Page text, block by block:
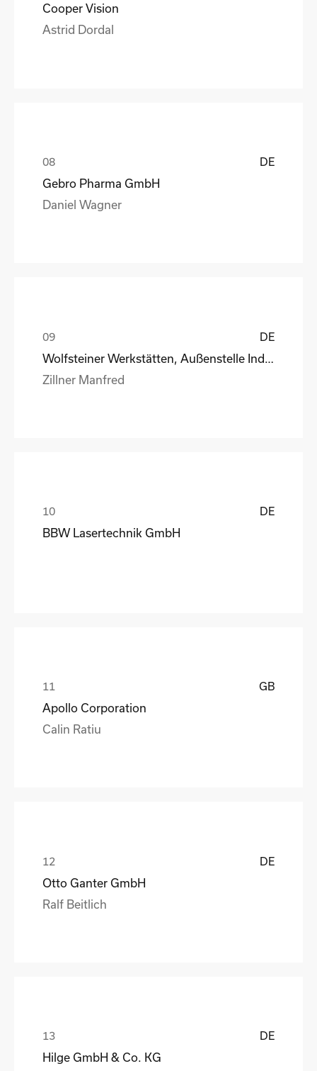
Cooper Vision
Astrid Dordal
DE
Gebro Pharma GmbH
Daniel Wagner
DE
Zillner Manfred
DE
BBW Lasertechnik GmbH
GB
Apollo Corporation
Calin Ratiu
DE
Otto Ganter GmbH
Ralf Beitlich
DE
Hilge GmbH & Co. KG